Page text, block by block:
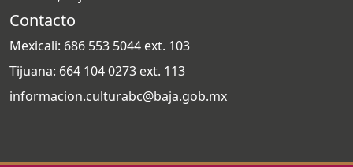
Contacto
Mexicali: 686 553 5044 ext. 103
Tijuana: 664 104 0273 ext. 113
informacion.culturabc@baja.gob.mx